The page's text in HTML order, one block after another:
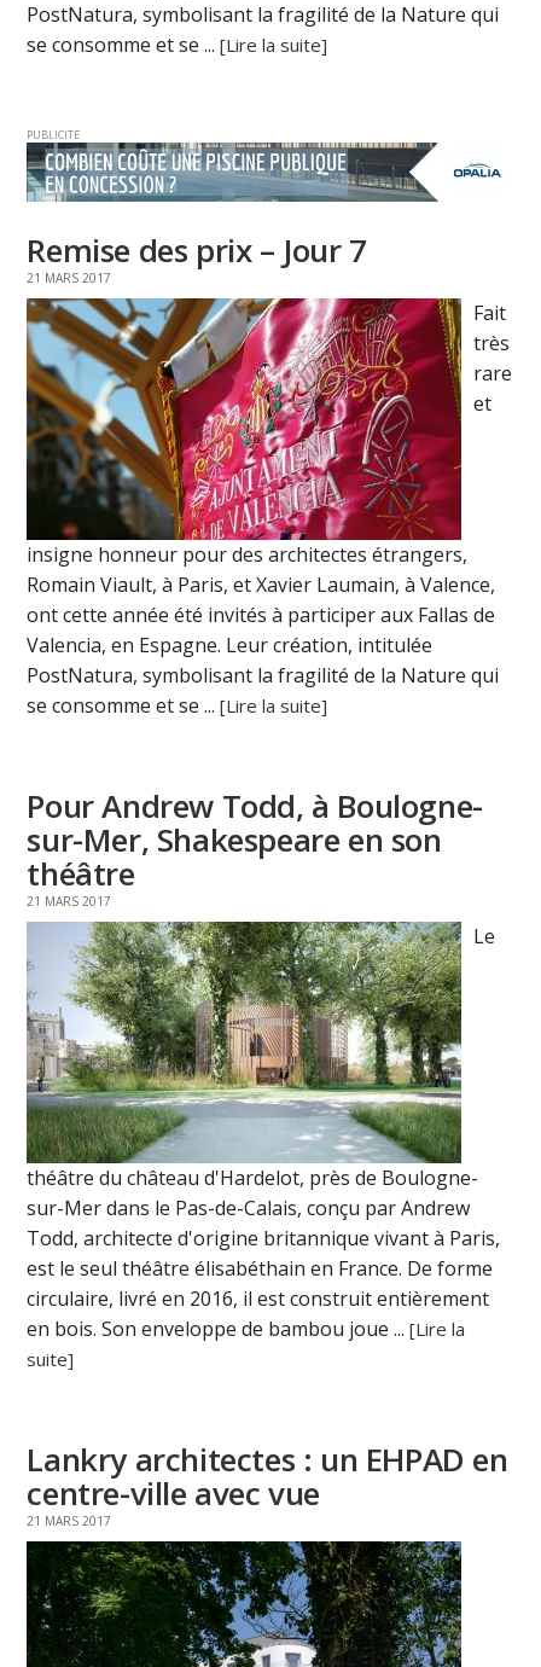
PostNatura, symbolisant la fragilité de la Nature qui
se consomme et se ...[Lire la suite]
PUBLICITE
Remise des prix – Jour 7
21 MARS 2017
Fait
très
rare
et
insigne honneur pour des architectes étrangers,
Romain Viault, à Paris, et Xavier Laumain, à Valence,
ont cette année été invités à participer aux Fallas de
Valencia, en Espagne. Leur création, intitulée
PostNatura, symbolisant la fragilité de la Nature qui
se consomme et se ...[Lire la suite]
Pour Andrew Todd, à Boulogne-
sur-Mer, Shakespeare en son
théâtre
21 MARS 2017
Le
théâtre du château d'Hardelot, près de Boulogne-
sur-Mer dans le Pas-de-Calais, conçu par Andrew
Todd, architecte d'origine britannique vivant à Paris,
est le seul théâtre élisabéthain en France. De forme
circulaire, livré en 2016, il est construit entièrement
en bois. Son enveloppe de bambou joue ...[Lire la
suite]
Lankry architectes : un EHPAD en
centre-ville avec vue
21 MARS 2017